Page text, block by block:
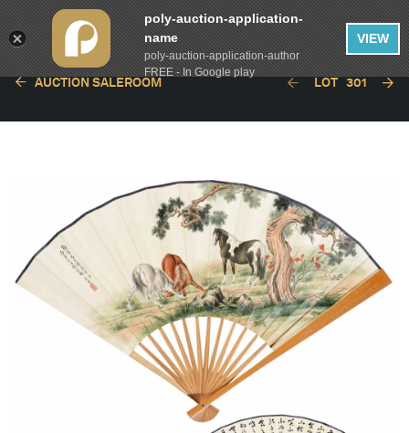
AUCTION SALEROOM LOT 301
poly-auction-application-
name
poly-auction-application-author
FREE - In Google play
VIEW